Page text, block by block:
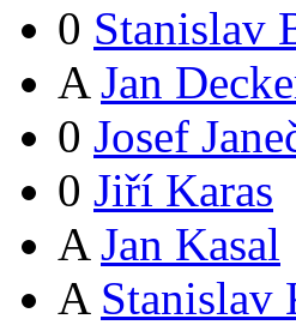
0 Stanislav
A Jan
0 Josef
0 Jiří Karas
A Jan Kasal
A Stanislav